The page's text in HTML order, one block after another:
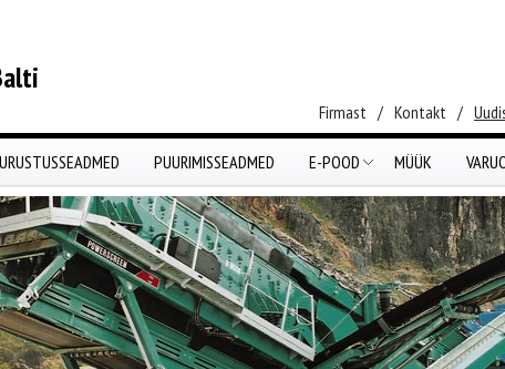
Firmast / Kontakt /
PUURIMISSEADMED E-POOD MÜÜK